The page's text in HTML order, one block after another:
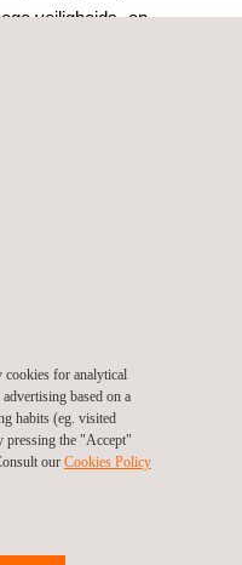
veiligheids- en
voorpijpleiding
for analytical
based on a
habits (eg. visited
pressing the "Accept"
our Cookies Policy